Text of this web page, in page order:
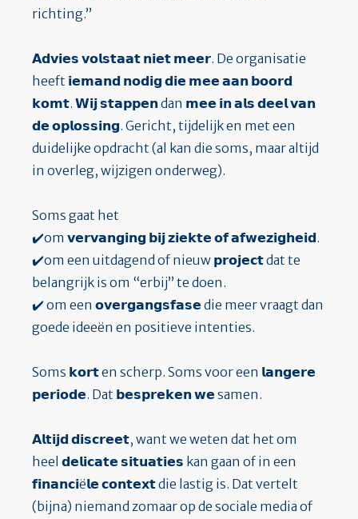
richting.”
𝗔𝗱𝘃𝗶𝗲𝘀 𝘃𝗼𝗹𝘀𝘁𝗮𝗮𝘁 𝗻𝗶𝗲𝘁 𝗺𝗲𝗲𝗿. De organisatie
heeft 𝗶𝗲𝗺𝗮𝗻𝗱 𝗻𝗼𝗱𝗶𝗴 𝗱𝗶𝗲 𝗺𝗲𝗲 𝗮𝗮𝗻 𝗯𝗼𝗼𝗿𝗱
𝗸𝗼𝗺𝘁. 𝗪𝗶𝗷 𝘀𝘁𝗮𝗽𝗽𝗲𝗻 dan 𝗺𝗲𝗲 𝗶𝗻 𝗮𝗹𝘀 𝗱𝗲𝗲𝗹 𝘃𝗮𝗻
𝗱𝗲 𝗼𝗽𝗹𝗼𝘀𝘀𝗶𝗻𝗴. Gericht, tijdelijk en met een
duidelijke opdracht (al kan die soms, maar altijd
in overleg, wijzigen onderweg).
Soms gaat het
✔️om 𝘃𝗲𝗿𝘃𝗮𝗻𝗴𝗶𝗻𝗴 𝗯𝗶𝗷 𝘇𝗶𝗲𝗸𝘁𝗲 𝗼𝗳 𝗮𝗳𝘄𝗲𝘇𝗶𝗴𝗵𝗲𝗶𝗱.
✔️om een uitdagend of nieuw 𝗽𝗿𝗼𝗷𝗲𝗰𝘁 dat te
belangrijk is om “erbij” te doen.
✔️ om een 𝗼𝘃𝗲𝗿𝗴𝗮𝗻𝗴𝘀𝗳𝗮𝘀𝗲 die meer vraagt dan
goede ideeën en positieve intenties.
Soms 𝗸𝗼𝗿𝘁 en scherp. Soms voor een 𝗹𝗮𝗻𝗴𝗲𝗿𝗲
𝗽𝗲𝗿𝗶𝗼𝗱𝗲. Dat 𝗯𝗲𝘀𝗽𝗿𝗲𝗸𝗲𝗻 𝘄𝗲 samen.
𝗔𝗹𝘁𝗶𝗷𝗱 𝗱𝗶𝘀𝗰𝗿𝗲𝗲𝘁, want we weten dat het om
heel 𝗱𝗲𝗹𝗶𝗰𝗮𝘁𝗲 𝘀𝗶𝘁𝘂𝗮𝘁𝗶𝗲𝘀 kan gaan of in een
𝗳𝗶𝗻𝗮𝗻𝗰𝗶ë𝗹𝗲 𝗰𝗼𝗻𝘁𝗲𝘅𝘁 die lastig is. Dat vertelt
(bijna) niemand zomaar op de sociale media of